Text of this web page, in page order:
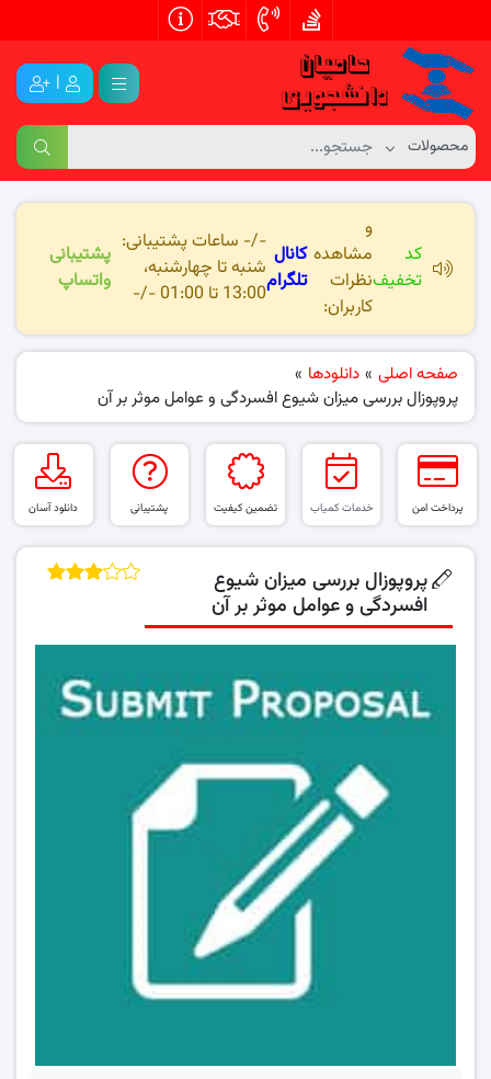
|
کد
تخفیف
و
مشاهده
نظرات
کاربران:
کانال
تلگرام
-/- ساعات پشتیبانی:
شنبه تا چهارشنبه،
13:00 تا 01:00 -/-
پشتیبانی
واتساپ
صفحه اصلی » دانلودها »
پروپوزال بررسی میزان شیوع افسردگی و عوامل موثر بر آن
پرداخت امن خدمات کمیاب تضمین کیفیت پشتیبانی دانلود آسان
پروپوزال بررسی میزان شیوع
افسردگی و عوامل موثر بر آن